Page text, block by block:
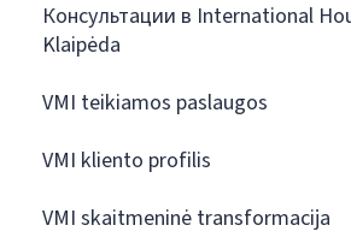
Консультации в International
Klaipėda
VMI teikiamos paslaugos
VMI kliento profilis
VMI skaitmeninė transformacija